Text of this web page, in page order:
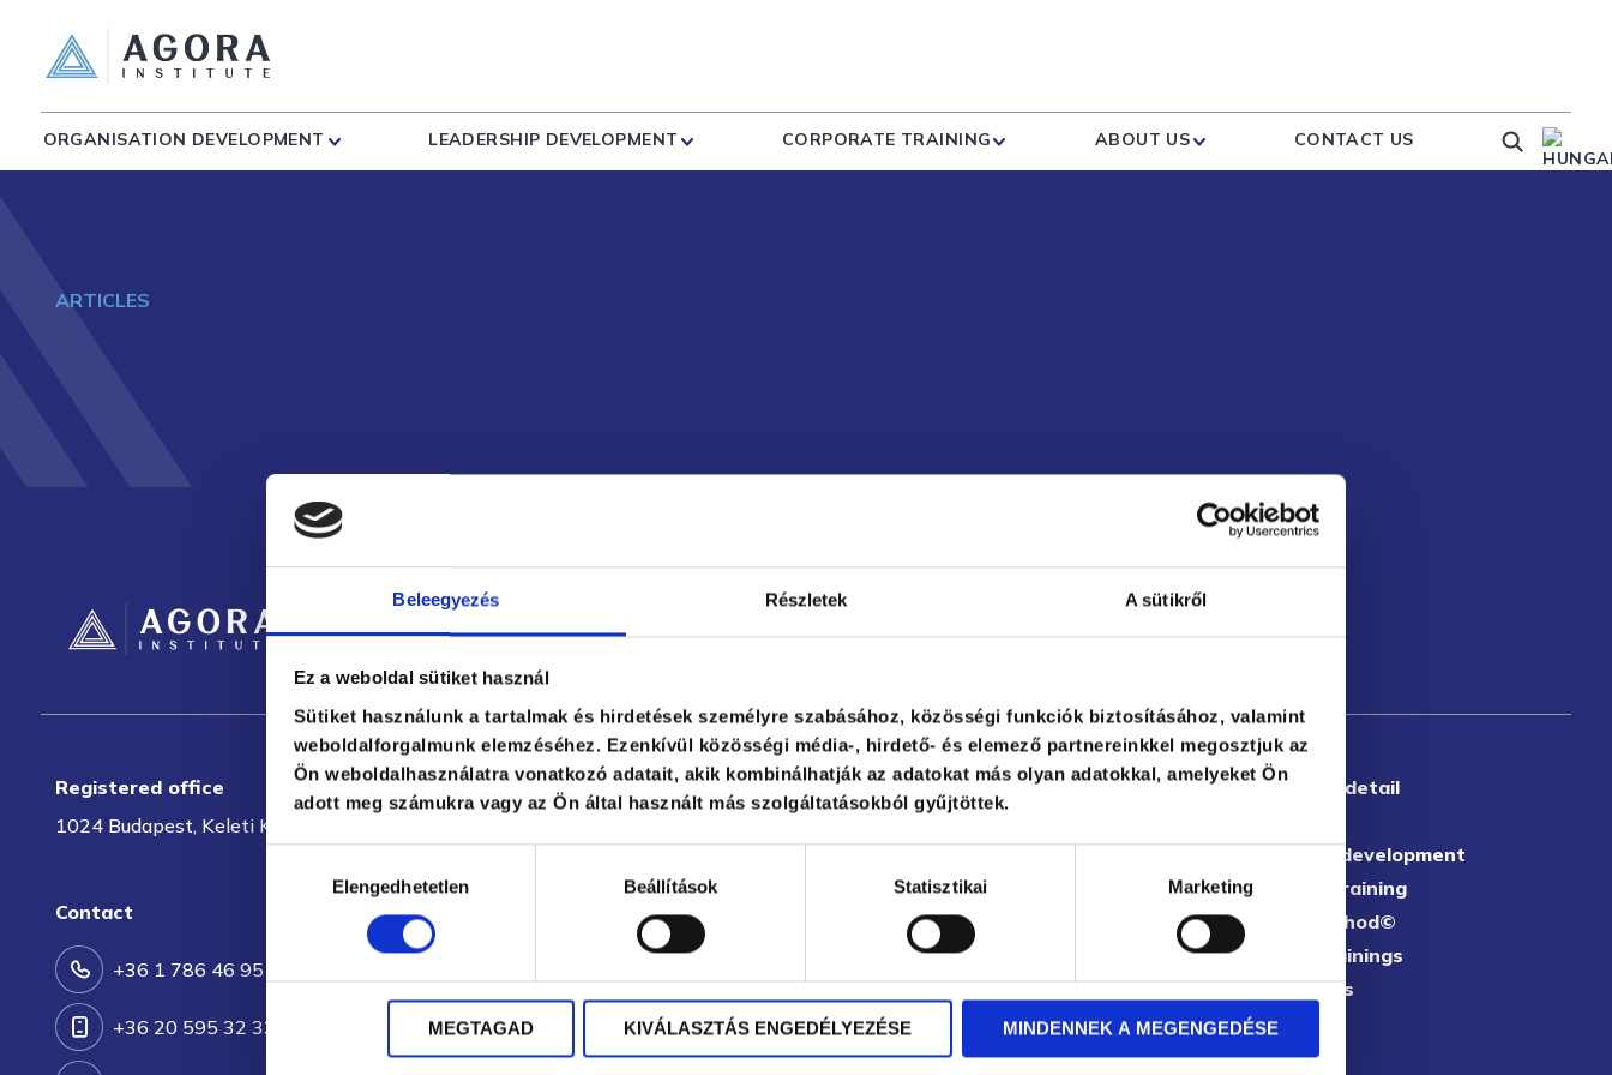
Beleegyezés Részletek A sütikről
Ez a weboldal sütiket használ
Sütiket használunk a tartalmak és hirdetések személyre szabásához, közösségi funkciók biztosításához, valamint
weboldalforgalmunk elemzéséhez. Ezenkívül közösségi média-, hirdető- és elemező partnereinkkel megosztjuk az
Ön weboldalhasználatra vonatkozó adatait, akik kombinálhatják az adatokat más olyan adatokkal, amelyeket Ön
adott meg számukra vagy az Ön által használt más szolgáltatásokból gyűjtöttek.
kiválasztásaElengedhetetlen Beállítások Statisztikai Marketing
MEGTAGAD KIVÁLASZTÁS ENGEDÉLYEZÉSE MINDENNEK A MEGENGEDÉSE
ORGANISATION DEVELOPMENT LEADERSHIP DEVELOPMENT CORPORATE TRAINING ABOUT US CONTACT US
ARTICLES
Registered office
1024 Budapest, Keleti Károly utca 8.
Contact
+36 1 786 46 95
+36 20 595 32 33
Our regional representations
Southern Hungarian regional representation: Pécs
Eastern Hungarian regional representation: Debrecen
About us in detail
Leadership development
Corporate training
AGORA Method©
Certified trainings
Our partners
Contact us